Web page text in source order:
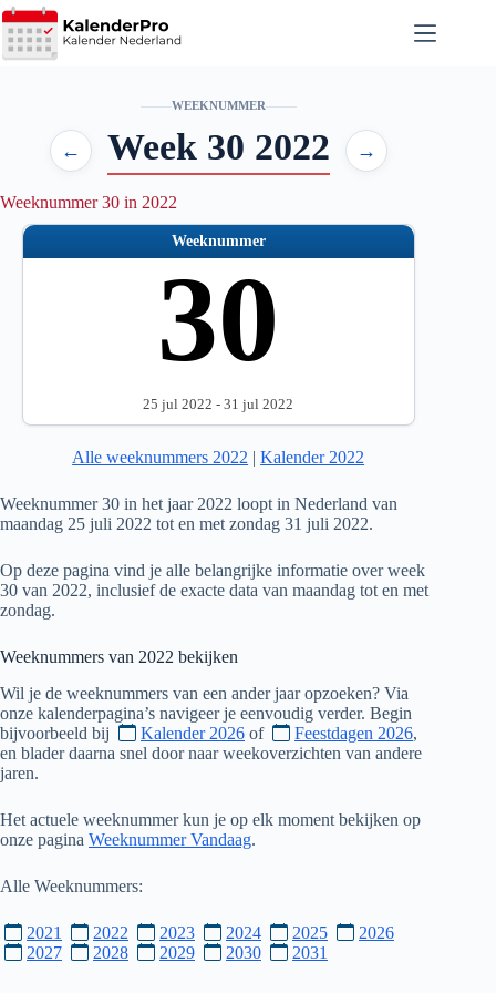
Ga
naar
de
WEEKNUMMER
← Week 30 2022 →
Weeknummer 30 in 2022
Weeknummer
30
25 jul 2022 - 31 jul 2022
Alle weeknummers 2022 |Kalender 2022
Weeknummer 30 in het jaar 2022 loopt in Nederland van
maandag 25 juli 2022 tot en met zondag 31 juli 2022.
Op deze pagina vind je alle belangrijke informatie over week
30 van 2022, inclusief de exacte data van maandag tot en met
zondag.
Weeknummers van 2022 bekijken
Wil je de weeknummers van een ander jaar opzoeken? Via
onze kalenderpagina’s navigeer je eenvoudig verder. Begin
bijvoorbeeld bij
Kalender 2026 of Feestdagen 2026,
en blader daarna snel door naar weekoverzichten van andere
jaren.
Het actuele weeknummer kun je op elk moment bekijken op
onze pagina Weeknummer Vandaag.
Alle Weeknummers:
2021 2022 2023 2024 2025
2026
2027
2028 2029 2030 2031